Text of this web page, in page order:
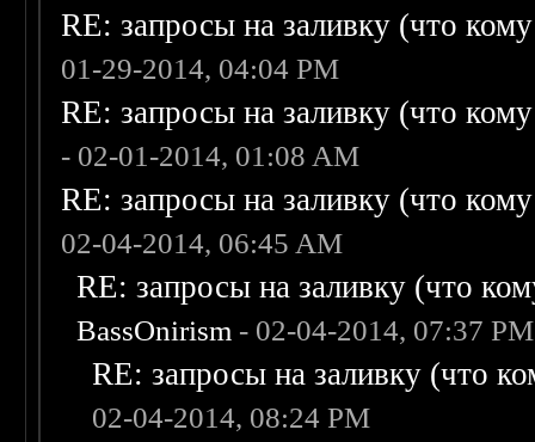
RE: запросы на заливку (что
01-29-2014, 04:04 PM
RE: запросы на заливку (что
- 02-01-2014, 01:08 AM
RE: запросы на заливку (что
02-04-2014, 06:45 AM
RE: запросы на заливку (что
BassOnirism - 02-04-2014, 07:37 PM
RE: запросы на заливку (что
02-04-2014, 08:24 PM